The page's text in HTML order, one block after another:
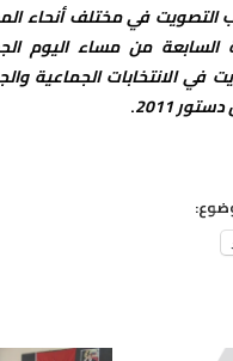
في مختلف أنحاء
السابعة من مساء اليوم
في الانتخابات الجماعية
2011
.